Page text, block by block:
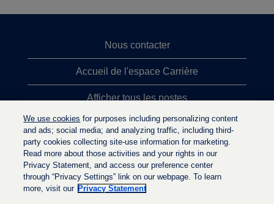
Nous contacter
Accueil de l'espace Carrière
Afficher tous les postes
Principales recherches d'emploi
Politique de confidentialité
We use cookies for purposes including personalizing content
and ads; social media; and analyzing traffic, including third-
party cookies collecting site-use information for marketing.
Read more about those activities and your rights in our
Privacy Statement, and access our preference center
through “Privacy Settings” link on our webpage. To learn
more, visit our Privacy Statement